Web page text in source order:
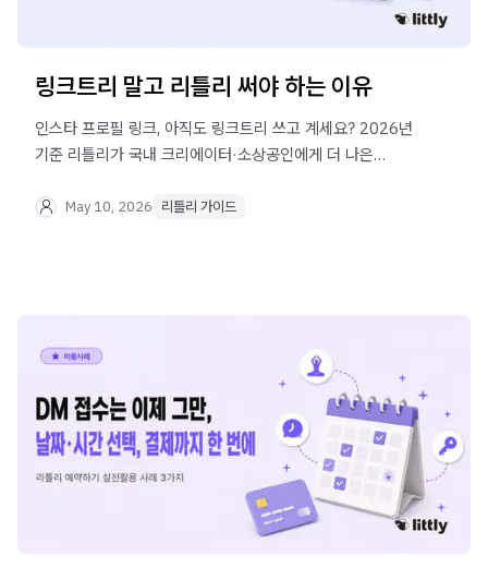
링크트리 말고 리틀리 써야 하는 이유
인스타 프로필 링크, 아직도 링크트리 쓰고 계세요? 2026년
기준 리틀리가 국내 크리에이터·소상공인에게 더 나은
May 10, 2026 리틀리 가이드